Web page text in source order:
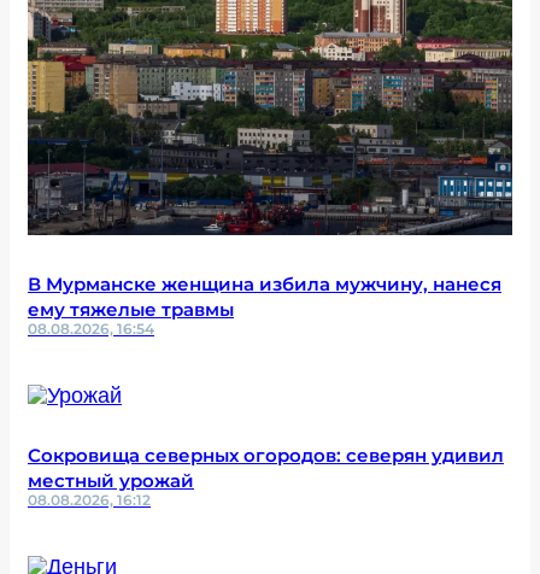
В Мурманске женщина избила мужчину, нанеся
ему тяжелые травмы
08.08.2026, 16:54
Сокровища северных огородов: северян удивил
местный урожай
08.08.2026, 16:12